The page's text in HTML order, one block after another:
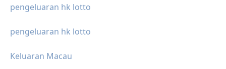
pengeluaran hk lotto
pengeluaran hk lotto
Keluaran Macau